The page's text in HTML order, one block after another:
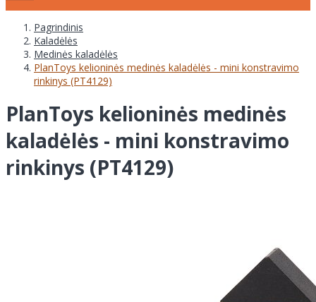
Pagrindinis
Kaladėlės
Medinės kaladėlės
PlanToys kelioninės medinės kaladėlės - mini konstravimo
rinkinys (PT4129)
PlanToys kelioninės medinės
kaladėlės - mini konstravimo
rinkinys (PT4129)